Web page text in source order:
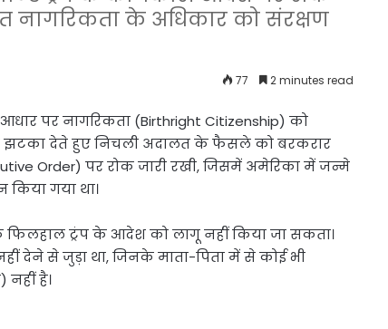
नागरिकता के अधिकार को संरक्षण
77 2 minutes read
पर नागरिकता (Birthright Citizenship) को
झटका देते हुए निचली अदालत के फैसले को बरकरार
Order) पर रोक जारी रखी, जिसमें अमेरिका में जन्मे
गया था।
ट्रंप के आदेश को लागू नहीं किया जा सकता।
देने से जुड़ा था, जिनके माता-पिता में से कोई भी
नहीं है।